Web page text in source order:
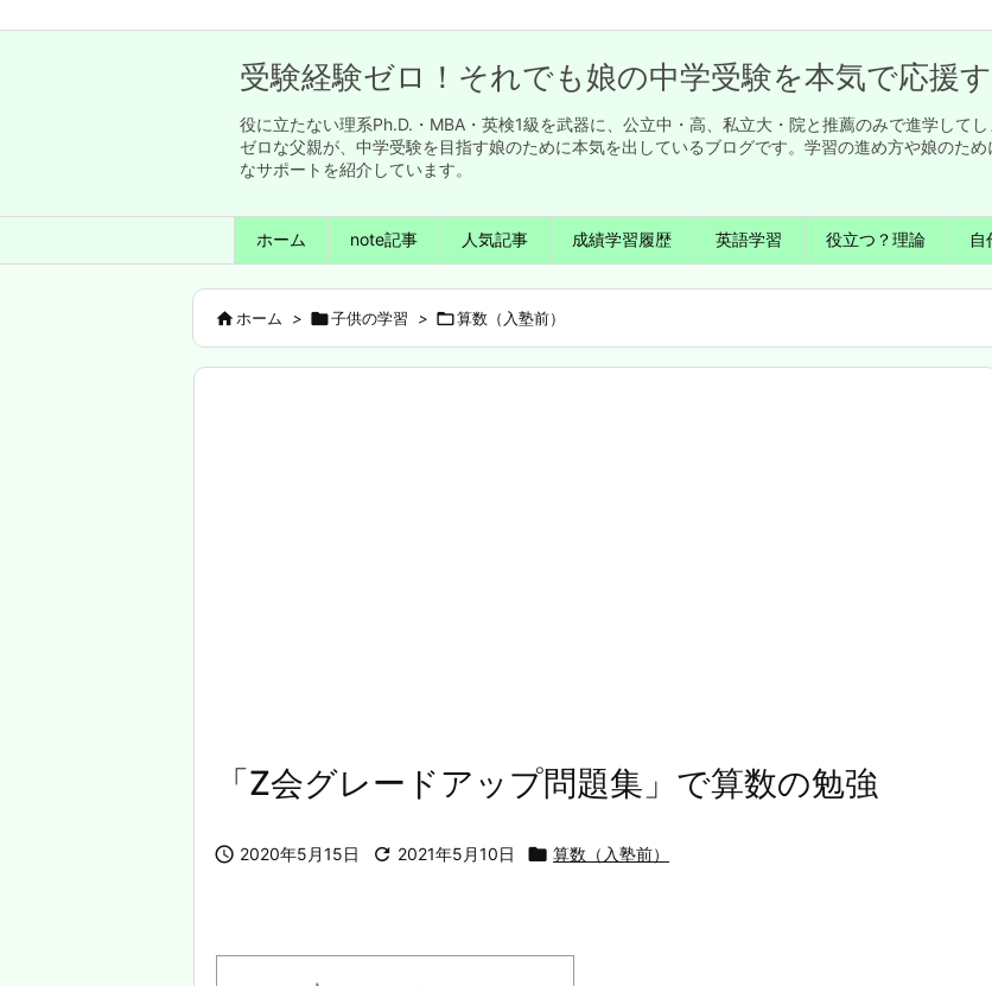
受験経験ゼロ！それでも娘の中学受験を本気で応援
役に立たない理系Ph.D.・MBA・英検1級を武器に、公立中・高、私立大・院と推薦のみで進学して
ゼロな父親が、中学受験を目指す娘のために本気を出しているブログです。学習の進め方や娘のた
なサポートを紹介しています。
ホーム note記事 人気記事 成績学習履歴 英語学習 役立つ？理論 自
ホーム > 子供の学習 > 算数（入塾前）
「Z会グレードアップ問題集」で算数の勉強
 2020年5月15日  2021年5月10日  算数（入塾前）